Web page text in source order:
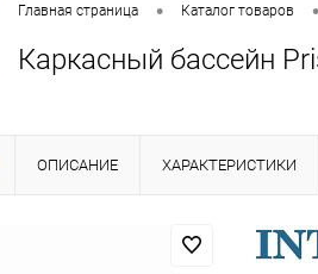
Главная страница • Каталог товаров •
Каркасный бассейн
ОПИСАНИЕ ХАРАКТЕРИСТИКИ